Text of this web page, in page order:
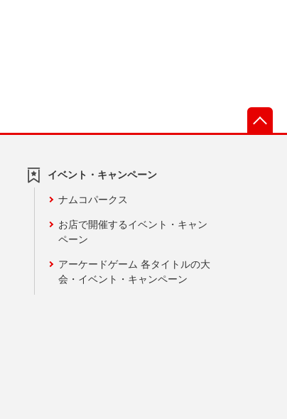
イベント・キャンペーン
ナムコパークス
お店で開催するイベント・キャン
ペーン
アーケードゲーム 各タイトルの大
会・イベント・キャンペーン